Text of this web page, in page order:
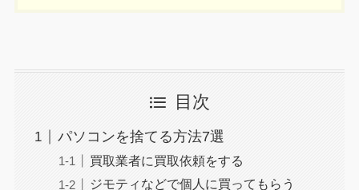
目次
パソコンを捨てる方法7選
買取業者に買取依頼をする
ジモティなどで個人に買ってもらう